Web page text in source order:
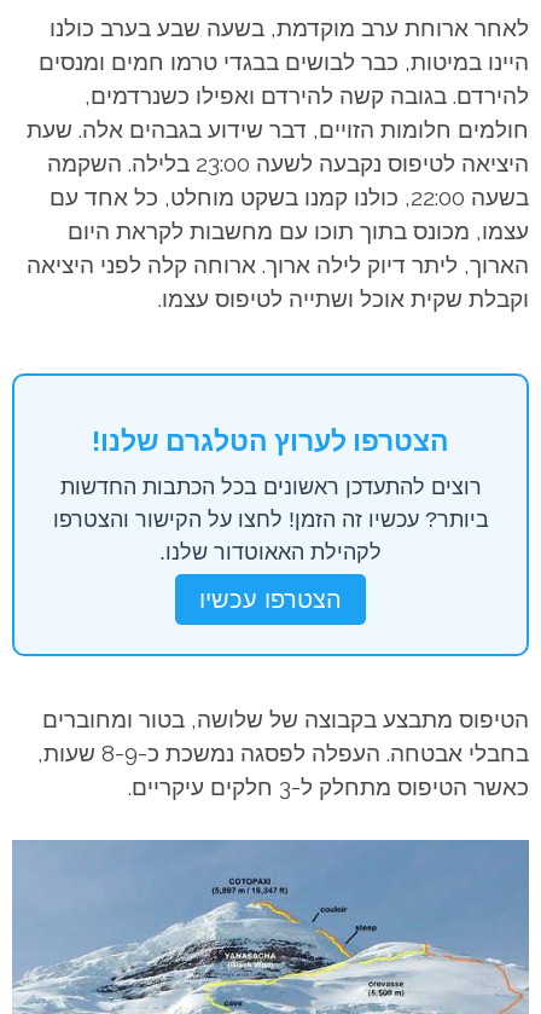
לאחר ארוחת ערב מוקדמת, בשעה שבע בערב כולנו
היינו במיטות, כבר לבושים בבגדי טרמו חמים ומנסים
להירדם. בגובה קשה להירדם ואפילו כשנרדמים,
חולמים חלומות הזויים, דבר שידוע בגבהים אלה. שעת
היציאה לטיפוס נקבעה לשעה 23:00 בלילה. השקמה
בשעה 22:00, כולנו קמנו בשקט מוחלט, כל אחד עם
עצמו, מכונס בתוך תוכו עם מחשבות לקראת היום
הארוך, ליתר דיוק לילה ארוך. ארוחה קלה לפני היציאה
וקבלת שקית אוכל ושתייה לטיפוס עצמו.
הצטרפו לערוץ הטלגרם שלנו!
רוצים להתעדכן ראשונים בכל הכתבות החדשות
ביותר? עכשיו זה הזמן! לחצו על הקישור והצטרפו
לקהילת האאוטדור שלנו.
הצטרפו עכשיו
הטיפוס מתבצע בקבוצה של שלושה, בטור ומחוברים
בחבלי אבטחה. העפלה לפסגה נמשכת כ-8-9 שעות,
כאשר הטיפוס מתחלק ל-3 חלקים עיקריים.